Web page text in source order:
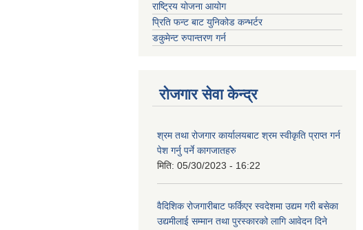
राष्ट्रिय योजना आयोग
प्रिति फन्ट बाट युनिकोड कन्भर्टर
डकुमेन्ट रुपान्तरण गर्न
रोजगार सेवा केन्द्र
श्रम तथा रोजगार कार्यालयबाट श्रम स्वीकृति प्राप्त गर्न
पेश गर्नु पर्ने कागजातहरु
मिति: 05/30/2023 - 16:22
वैदिशिक रोजगारीबाट फर्किएर स्वदेशमा उद्यम गरी बसेका
उद्यमीलाई सम्मान तथा पुरस्कारको लागि आवेदन दिने